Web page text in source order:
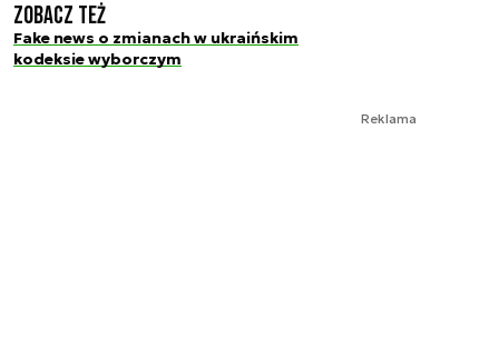
Zobacz też
Fake news o zmianach w ukraińskim
kodeksie wyborczym
Reklama